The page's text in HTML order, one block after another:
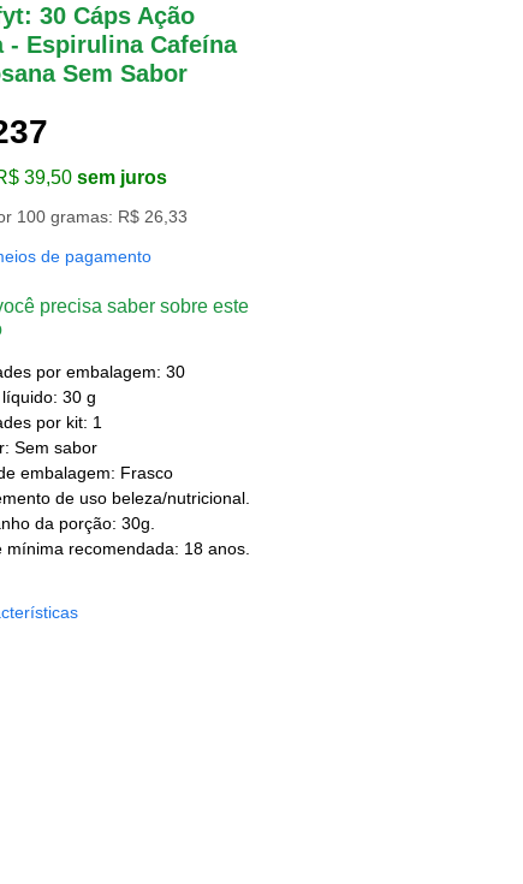
30 Cáps Ação
- Espirulina Cafeína
Sem Sabor
39,50 sem juros
100 gramas: R$ 26,33
de pagamento
precisa saber sobre este
por embalagem: 30
30 g
por kit: 1
Sem sabor
embalagem: Frasco
de uso beleza/nutricional.
da porção: 30g.
mínima recomendada: 18 anos.